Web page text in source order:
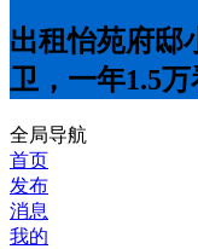
出租怡苑府邸
卫，一年1.5万
全局导航
首页
发布
消息
我的